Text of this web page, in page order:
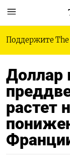
Поддержите The
Доллар
растет